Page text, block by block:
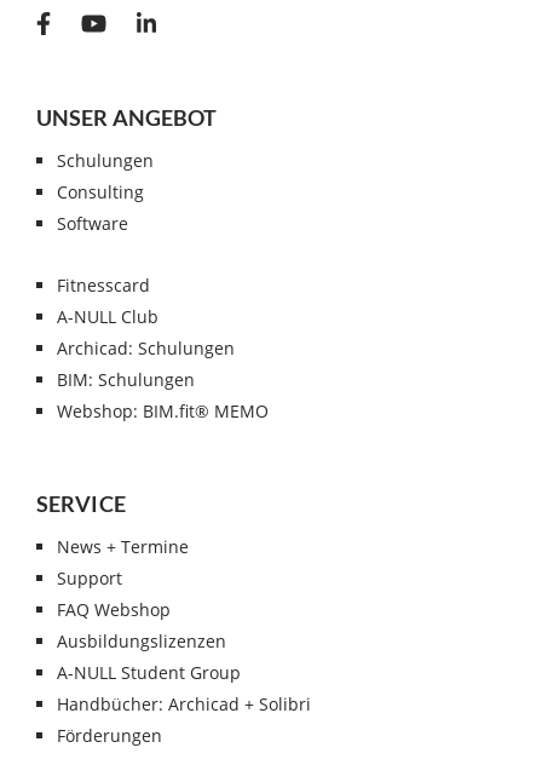
UNSER ANGEBOT
Schulungen
Consulting
Software
Fitnesscard
A-NULL Club
Archicad: Schulungen
BIM: Schulungen
Webshop: BIM.fit® MEMO
SERVICE
News + Termine
Support
FAQ Webshop
Ausbildungslizenzen
A-NULL Student Group
Handbücher: Archicad + Solibri
Förderungen